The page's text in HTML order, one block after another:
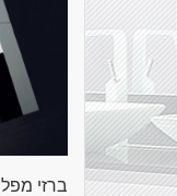
ברזי מפל